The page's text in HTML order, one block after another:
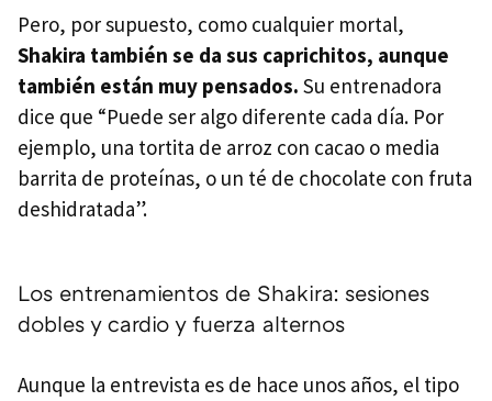
Pero, por supuesto, como cualquier mortal,
Shakira también se da sus caprichitos, aunque
también están muy pensados. Su entrenadora
dice que “Puede ser algo diferente cada día. Por
ejemplo, una tortita de arroz con cacao o media
barrita de proteínas, o un té de chocolate con fruta
deshidratada”.
Los entrenamientos de Shakira: sesiones
dobles y cardio y fuerza alternos
Aunque la entrevista es de hace unos años, el tipo